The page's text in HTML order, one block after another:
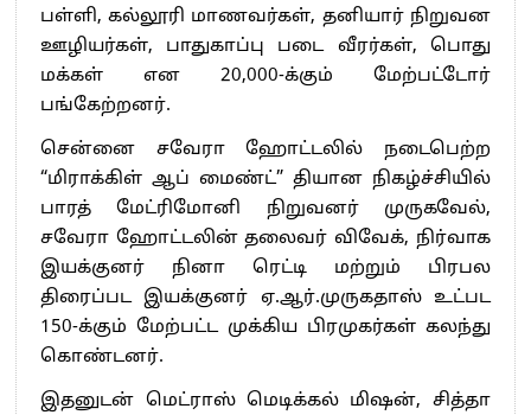
பள்ளி, கல்லூரி மாணவர்கள், தனியார் நிறுவன
ஊழியர்கள், பாதுகாப்பு படை வீரர்கள், பொது
மக்கள் என 20,000-க்கும் மேற்பட்டோர்
பங்கேற்றனர்.
சென்னை சவேரா ஹோட்டலில் நடைபெற்ற
“மிராக்கிள் ஆப் மைண்ட்” தியான நிகழ்ச்சியில்
பாரத் மேட்ரிமோனி நிறுவனர் முருகவேல்,
சவேரா ஹோட்டலின் தலைவர் விவேக், நிர்வாக
இயக்குனர் நினா ரெட்டி மற்றும் பிரபல
திரைப்பட இயக்குனர் ஏ.ஆர்.முருகதாஸ் உட்பட
150-க்கும் மேற்பட்ட முக்கிய பிரமுகர்கள் கலந்து
கொண்டனர்.
இதனுடன் மெட்ராஸ் மெடிக்கல் மிஷன், சித்தா